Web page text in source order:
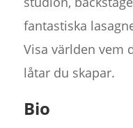
fantastiska
Visa världen vem
låtar du skapar.
Bio